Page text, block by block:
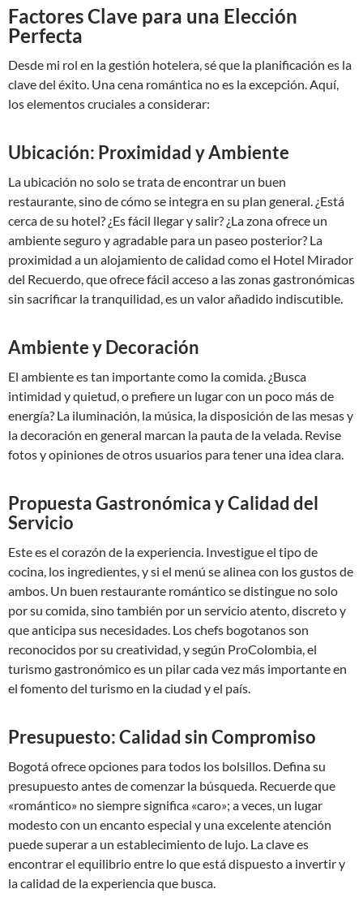
Factores Clave para una Elección
Perfecta
Desde mi rol en la gestión hotelera, sé que la planificación es la
clave del éxito. Una cena romántica no es la excepción. Aquí,
los elementos cruciales a considerar:
Ubicación: Proximidad y Ambiente
La ubicación no solo se trata de encontrar un buen
restaurante, sino de cómo se integra en su plan general. ¿Está
cerca de su hotel? ¿Es fácil llegar y salir? ¿La zona ofrece un
ambiente seguro y agradable para un paseo posterior? La
proximidad a un alojamiento de calidad como el Hotel Mirador
del Recuerdo, que ofrece fácil acceso a las zonas gastronómicas
sin sacrificar la tranquilidad, es un valor añadido indiscutible.
Ambiente y Decoración
El ambiente es tan importante como la comida. ¿Busca
intimidad y quietud, o prefiere un lugar con un poco más de
energía? La iluminación, la música, la disposición de las mesas y
la decoración en general marcan la pauta de la velada. Revise
fotos y opiniones de otros usuarios para tener una idea clara.
Propuesta Gastronómica y Calidad del
Servicio
Este es el corazón de la experiencia. Investigue el tipo de
cocina, los ingredientes, y si el menú se alinea con los gustos de
ambos. Un buen restaurante romántico se distingue no solo
por su comida, sino también por un servicio atento, discreto y
que anticipa sus necesidades. Los chefs bogotanos son
reconocidos por su creatividad, y según ProColombia, el
turismo gastronómico es un pilar cada vez más importante en
el fomento del turismo en la ciudad y el país.
Presupuesto: Calidad sin Compromiso
Bogotá ofrece opciones para todos los bolsillos. Defina su
presupuesto antes de comenzar la búsqueda. Recuerde que
«romántico» no siempre significa «caro»; a veces, un lugar
modesto con un encanto especial y una excelente atención
puede superar a un establecimiento de lujo. La clave es
encontrar el equilibrio entre lo que está dispuesto a invertir y
la calidad de la experiencia que busca.